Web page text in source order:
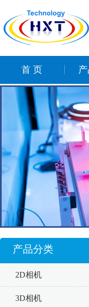
首 页
产品分类
2D相机
3D相机